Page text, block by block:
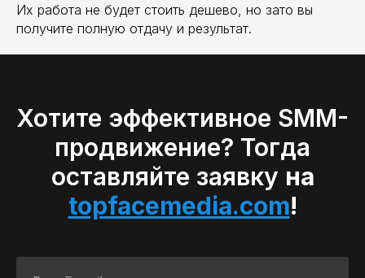
Их работа не будет стоить дешево, но зато вы
получите полную отдачу и результат.
Хотите эффективное SMM-
продвижение? Тогда
оставляйте заявку на
topfacemedia.com!